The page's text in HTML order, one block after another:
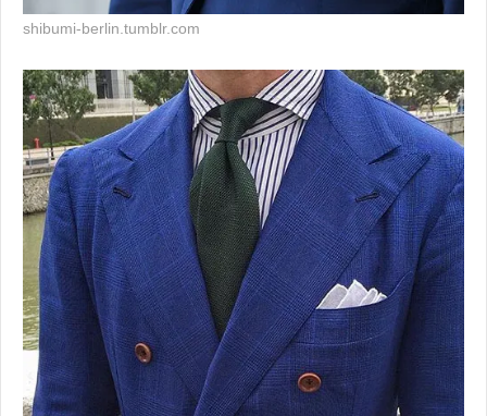
shibumi-berlin.tumblr.com